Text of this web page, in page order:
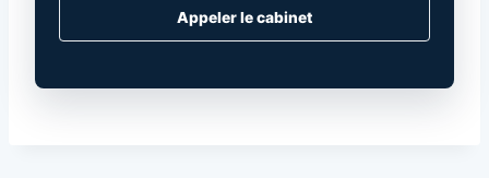
Appeler le cabinet